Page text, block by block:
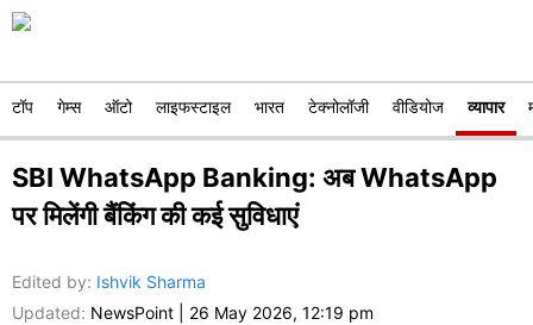
टॉप गेम्स ऑटो लाइफस्टाइल भारत टेक्नोलॉजी वीडियोज व्यापार
SBI WhatsApp Banking: अब WhatsApp
पर मिलेंगी बैंकिंग की कई सुविधाएं
Edited by: Ishvik Sharma
Updated: NewsPoint 26 May 2026, 12:19 pm